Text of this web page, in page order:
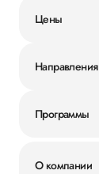
Цены
Направления
Программы
О компании